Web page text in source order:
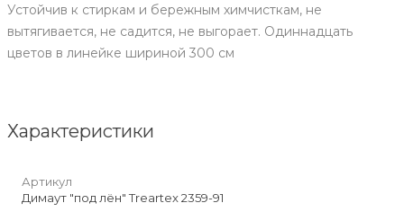
Устойчив к стиркам и бережным химчисткам, не
вытягивается, не садится, не выгорает. Одиннадцать
цветов в линейке шириной 300 см
Характеристики
Артикул
Димаут "под лён" Treartex 2359-91